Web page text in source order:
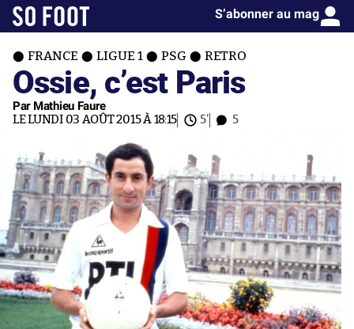
S’abonner au mag
FRANCE LIGUE 1 PSG RETRO
Ossie, c’est Paris
Par Mathieu Faure
LE LUNDI 03 AOÛT 2015 À 18:15 5' 5